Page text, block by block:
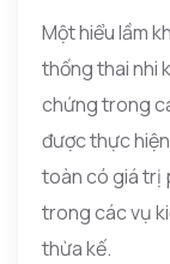
Một hiểu lầm
thống thai nhi
chứng trong
được thực
toàn có giá trị
trong các vụ
thừa kế.